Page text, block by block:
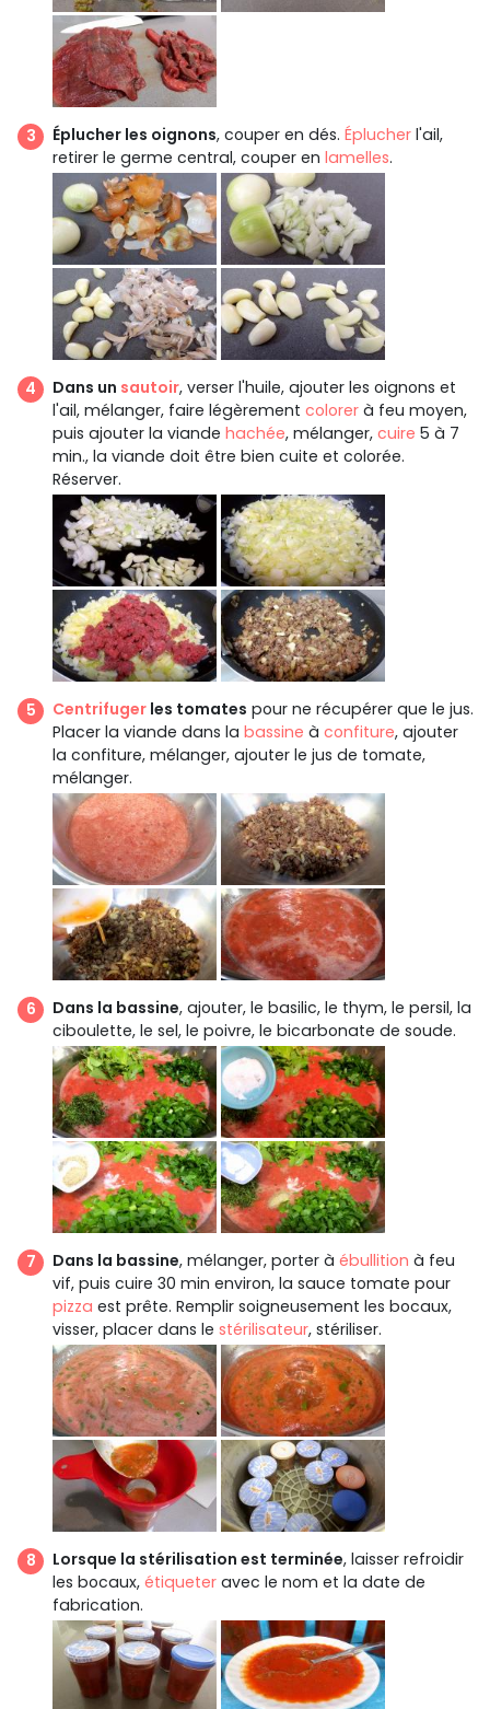
Éplucher les oignons, couper en dés. Éplucher l'ail,
retirer le germe central, couper en lamelles.
Dans un sautoir, verser l'huile, ajouter les oignons et
l'ail, mélanger, faire légèrement colorer à feu moyen,
puis ajouter la viande hachée, mélanger, cuire 5 à 7
min., la viande doit être bien cuite et colorée.
Réserver.
Centrifuger les tomates pour ne récupérer que le jus.
Placer la viande dans la bassine à confiture, ajouter
la confiture, mélanger, ajouter le jus de tomate,
mélanger.
Dans la bassine, ajouter, le basilic, le thym, le persil, la
ciboulette, le sel, le poivre, le bicarbonate de soude.
Dans la bassine, mélanger, porter à ébullition à feu
vif, puis cuire 30 min environ, la sauce tomate pour
pizza est prête. Remplir soigneusement les bocaux,
visser, placer dans le stérilisateur, stériliser.
Lorsque la stérilisation est terminée, laisser refroidir
les bocaux, étiqueter avec le nom et la date de
fabrication.